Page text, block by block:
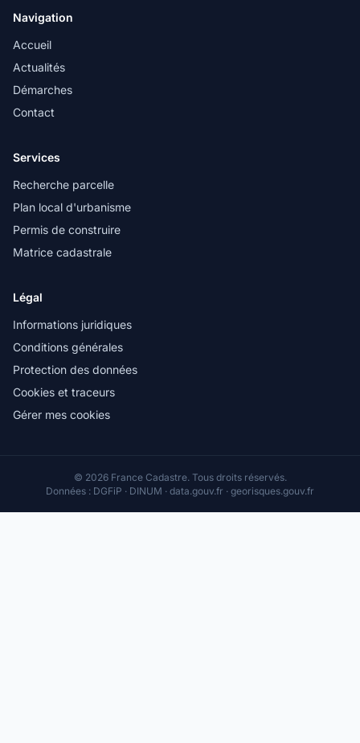
Navigation
Accueil
Actualités
Démarches
Contact
Services
Recherche parcelle
Plan local d'urbanisme
Permis de construire
Matrice cadastrale
Légal
Informations juridiques
Conditions générales
Protection des données
Cookies et traceurs
Gérer mes cookies
© 2026 France Cadastre. Tous droits réservés.
Données : DGFiP · DINUM · data.gouv.fr · georisques.gouv.fr